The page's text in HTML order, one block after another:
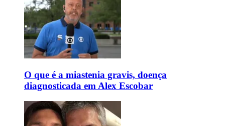
O que é a miastenia gravis, doença
diagnosticada em Alex Escobar